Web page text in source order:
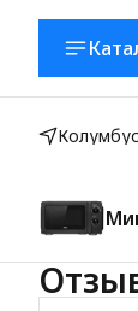
Колумбус